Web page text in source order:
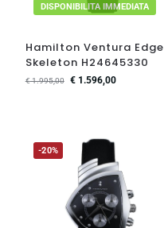
DISPONIBILITA IMMEDIATA
Hamilton Ventura Edge
Skeleton H24645330
€1.995,00 €1.596,00
-20%